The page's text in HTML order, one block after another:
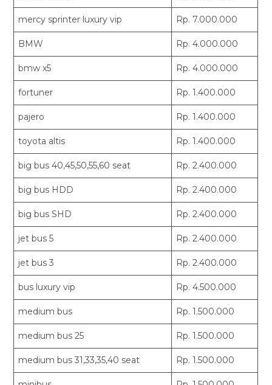
mercy sprinter luxury vip Rp. 7.000.000
BMW Rp. 4.000.000
bmw x5 Rp. 4.000.000
fortuner Rp. 1.400.000
pajero Rp. 1.400.000
toyota altis Rp. 1.400.000
big bus 40,45,50,55,60 seat Rp. 2.400.000
big bus HDD Rp. 2.400.000
big bus SHD Rp. 2.400.000
jet bus 5 Rp. 2.400.000
jet bus 3 Rp. 2.400.000
bus luxury vip Rp. 4.500.000
medium bus Rp. 1.500.000
medium bus 25 Rp. 1.500.000
medium bus 31,33,35,40 seat Rp. 1.500.000